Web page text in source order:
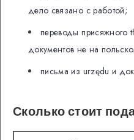
дело связано с работой;
переводы присяжного
документов не на
письма из urzędu и
Сколько стоит